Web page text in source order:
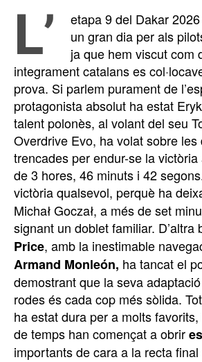
L’
etapa 9 del Dakar
un gran dia per als
ja que hem viscut com
integrament catalans es
prova. Si parlem purament de
protagonista absolut ha estat
talent polonès, al volant del seu
Overdrive Evo, ha volat sobre
trencades per endur-se la
de 3 hores, 46 minuts i 42
victòria qualsevol, perquè ha
Michał Goczał, a més de set
signant un doblet familiar. D’altra
Price, amb la inestimable
Armand Monleón, ha tancat el
demostrant que la seva
rodes és cada cop més sòlida.
ha estat dura per a molts
de temps han començat a obrir
importants de cara a la recta final